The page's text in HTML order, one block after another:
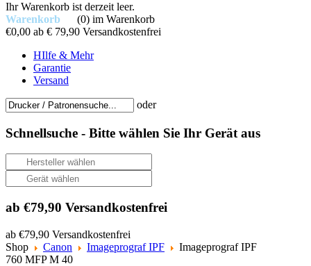
Ihr Warenkorb ist derzeit leer.
Warenkorb
(0) im Warenkorb
€0,00 ab € 79,90 Versandkostenfrei
HIlfe & Mehr
Garantie
Versand
oder
Schnellsuche - Bitte wählen Sie Ihr Gerät aus
ab €79,90 Versandkostenfrei
ab €79,90 Versandkostenfrei
Shop
Canon Imageprograf IPF
Imageprograf IPF
760 MFP M 40